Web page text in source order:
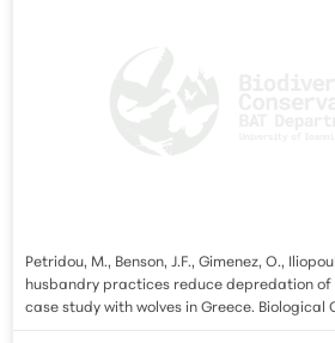
Petridou, M., Benson, J.F., Gimenez, O.,
husbandry practices reduce depredation
case study with wolves in Greece. Biological